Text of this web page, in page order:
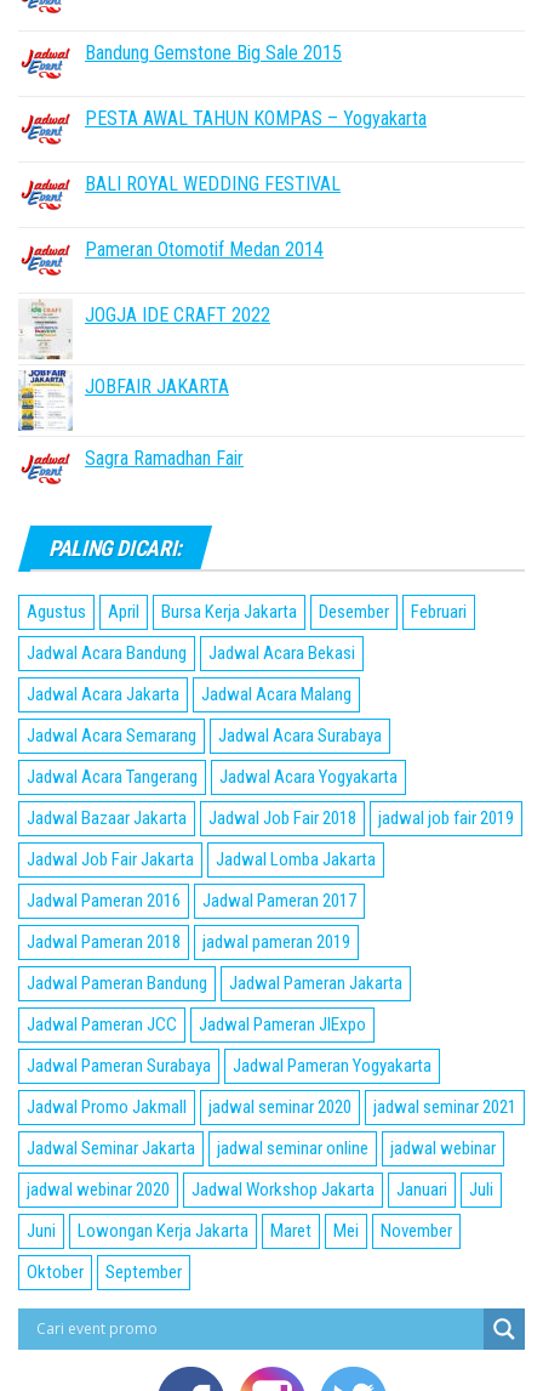
Bandung Gemstone Big Sale 2015
PESTA AWAL TAHUN KOMPAS – Yogyakarta
BALI ROYAL WEDDING FESTIVAL
Pameran Otomotif Medan 2014
JOGJA IDE CRAFT 2022
JOBFAIR JAKARTA
Sagra Ramadhan Fair
PALING DICARI:
Agustus April Bursa Kerja Jakarta Desember
Februari
Jadwal Acara Bandung
Jadwal Acara Bekasi
Jadwal Acara Jakarta
Jadwal Acara Malang
Jadwal Acara Semarang
Jadwal Acara Surabaya
Jadwal Acara Tangerang
Jadwal Acara Yogyakarta
Jadwal Bazaar Jakarta
Jadwal Job Fair 2018
jadwal job fair 2019
Jadwal Job Fair Jakarta
Jadwal Lomba Jakarta
Jadwal Pameran 2016
Jadwal Pameran 2017
Jadwal Pameran 2018
jadwal pameran 2019
Jadwal Pameran Bandung
Jadwal Pameran Jakarta
Jadwal Pameran JCC
Jadwal Pameran JIExpo
Jadwal Pameran Surabaya
Jadwal Pameran Yogyakarta
Jadwal Promo Jakmall
jadwal seminar 2020
jadwal seminar 2021
Jadwal Seminar Jakarta
jadwal seminar online
jadwal webinar
jadwal webinar 2020
Jadwal Workshop Jakarta Januari
Juli
Juni
Lowongan Kerja Jakarta Maret Mei
November
Oktober
September